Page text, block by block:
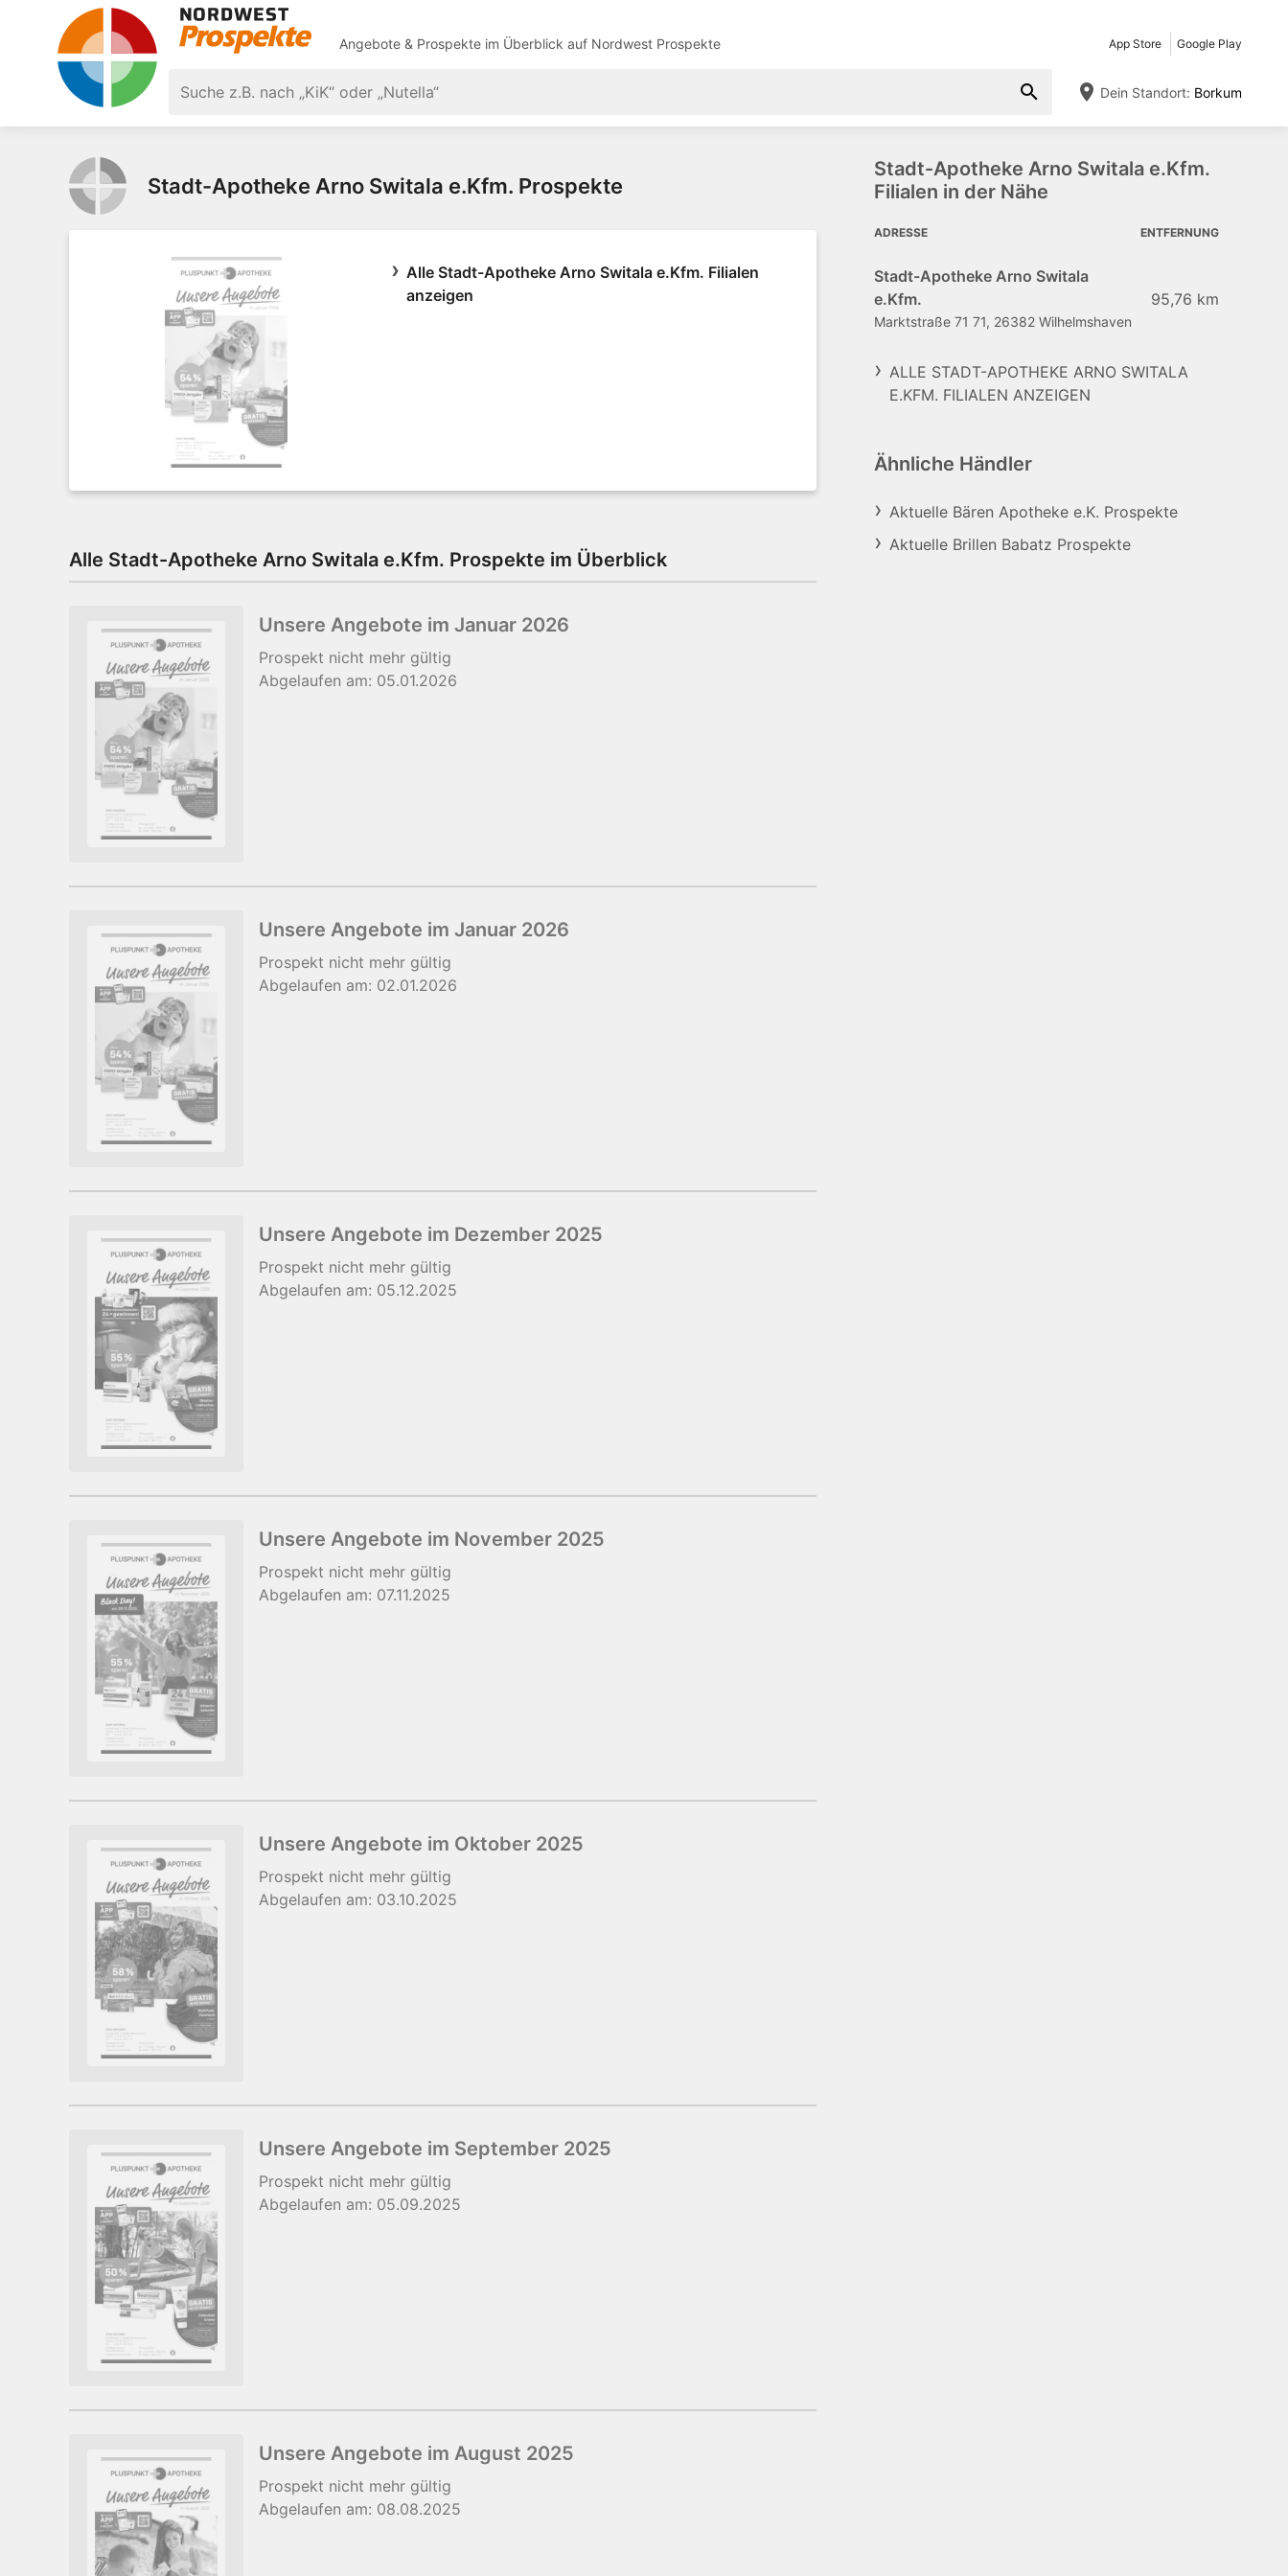
Angebote & Prospekte im Überblick auf Nordwest Prospekte App Store Google Play
Dein Standort: Borkum
Stadt-Apotheke Arno Switala e.Kfm. Prospekte
Alle Stadt-Apotheke Arno Switala e.Kfm. Filialen
anzeigen
Alle Stadt-Apotheke Arno Switala e.Kfm. Prospekte im Überblick
Unsere Angebote im Januar 2026
Prospekt nicht mehr gültig
Abgelaufen am: 05.01.2026
Unsere Angebote im Januar 2026
Prospekt nicht mehr gültig
Abgelaufen am: 02.01.2026
Unsere Angebote im Dezember 2025
Prospekt nicht mehr gültig
Abgelaufen am: 05.12.2025
Unsere Angebote im November 2025
Prospekt nicht mehr gültig
Abgelaufen am: 07.11.2025
Unsere Angebote im Oktober 2025
Prospekt nicht mehr gültig
Abgelaufen am: 03.10.2025
Unsere Angebote im September 2025
Prospekt nicht mehr gültig
Abgelaufen am: 05.09.2025
Unsere Angebote im August 2025
Prospekt nicht mehr gültig
Abgelaufen am: 08.08.2025
Stadt-Apotheke Arno Switala e.Kfm.
Filialen in der Nähe
ADRESSE ENTFERNUNG
Stadt-Apotheke Arno Switala
e.Kfm.
Marktstraße 71 71, 26382 Wilhelmshaven
95,76 km
ALLE STADT-APOTHEKE ARNO SWITALA
E.KFM. FILIALEN ANZEIGEN
Ähnliche Händler
Aktuelle Bären Apotheke e.K. Prospekte
Aktuelle Brillen Babatz Prospekte